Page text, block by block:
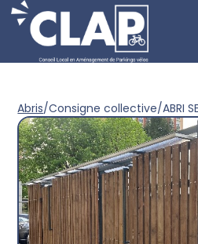
Abris/Consigne collective/ABRI